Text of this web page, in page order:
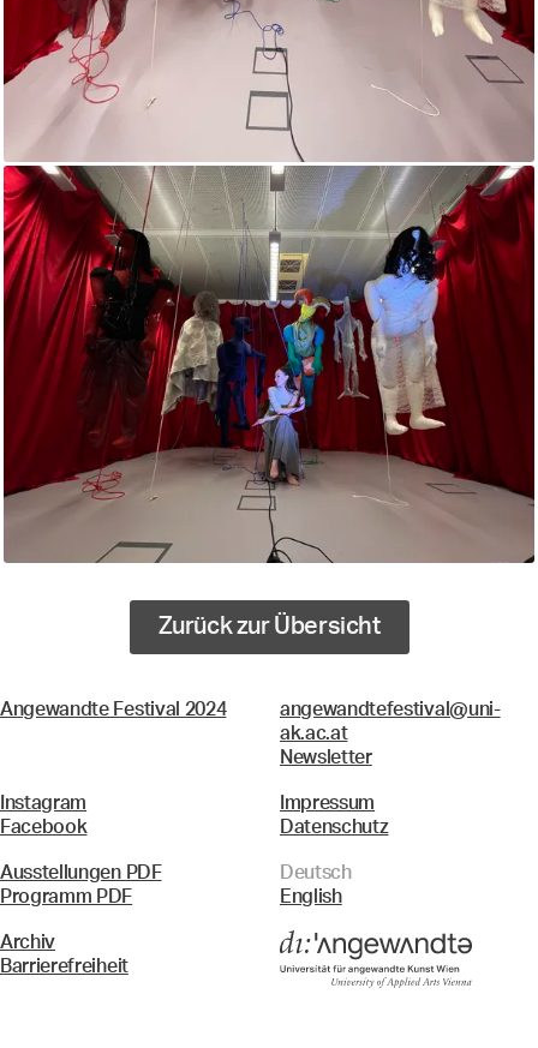
Zurück zur Übersicht
Angewandte Festival 2024
angewandtefestival@uni-
ak.ac.at
Newsletter
Instagram
Facebook
Impressum
Datenschutz
Ausstellungen PDF
Programm PDF
Deutsch
English
Archiv
Barrierefreiheit